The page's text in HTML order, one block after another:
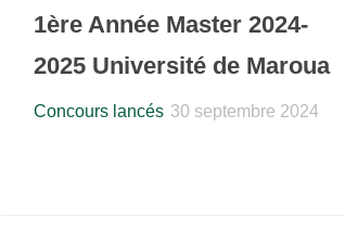
1ère Année Master 2024-
2025 Université de Maroua
Concours lancés 30 septembre 2024